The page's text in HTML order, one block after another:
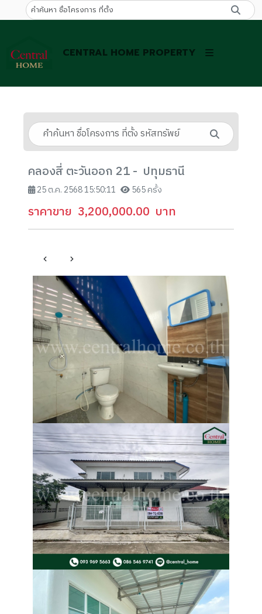
CENTRAL HOME PROPERTY
คลองสี่ ตะวันออก 21 - ปทุมธานี
25 ต.ค. 2568 15:50:11 565 ครั้ง
ราคาขาย 3,200,000.00 บาท